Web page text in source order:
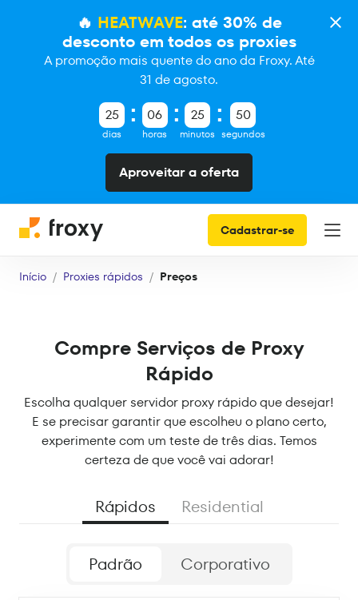
🔥 HEATWAVE: até 30% de
desconto em todos os proxies
A promoção mais quente do ano da Froxy. Até
31 de agosto.
25
dias
06
horas
25
minutos
49
segundos
Aproveitar a oferta
Cadastrar-se
Início Proxies rápidos Preços
Compre Serviços de Proxy
Rápido
Escolha qualquer servidor proxy rápido que desejar!
E se precisar garantir que escolheu o plano certo,
experimente com um teste de três dias. Temos
certeza de que você vai adorar!
Rápidos Residential
Padrão Corporativo